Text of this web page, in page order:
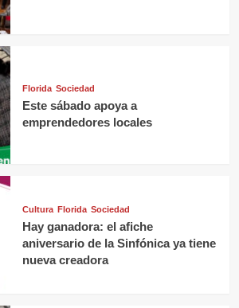
Florida Sociedad
Este sábado apoya a
emprendedores locales
Cultura Florida Sociedad
Hay ganadora: el afiche
aniversario de la Sinfónica ya tiene
nueva creadora